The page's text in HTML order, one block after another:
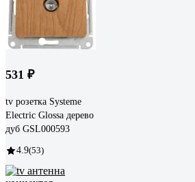
531 ₽
tv розетка Systeme
Electric Glossa дерево
дуб GSL000593
4.9(53)